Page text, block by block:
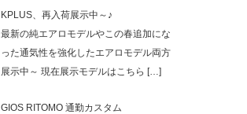
KPLUS、再入荷展示中～♪
最新の純エアロモデルやこの春追加にな
った通気性を強化したエアロモデル両方
展示中～ 現在展示モデルはこちら […]
GIOS RITOMO 通勤カスタム